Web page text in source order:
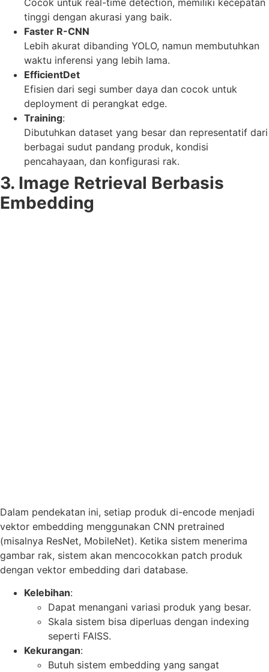
Cocok untuk real-time detection, memiliki kecepatan
tinggi dengan akurasi yang baik.
Faster R-CNN
Lebih akurat dibanding YOLO, namun membutuhkan
waktu inferensi yang lebih lama.
EfficientDet
Efisien dari segi sumber daya dan cocok untuk
deployment di perangkat edge.
Training:
Dibutuhkan dataset yang besar dan representatif dari
berbagai sudut pandang produk, kondisi
pencahayaan, dan konfigurasi rak.
3. Image Retrieval Berbasis
Embedding
Dalam pendekatan ini, setiap produk di-encode menjadi
vektor embedding menggunakan CNN pretrained
(misalnya ResNet, MobileNet). Ketika sistem menerima
gambar rak, sistem akan mencocokkan patch produk
dengan vektor embedding dari database.
Kelebihan:
Dapat menangani variasi produk yang besar.
Skala sistem bisa diperluas dengan indexing
seperti FAISS.
Kekurangan:
Butuh sistem embedding yang sangat